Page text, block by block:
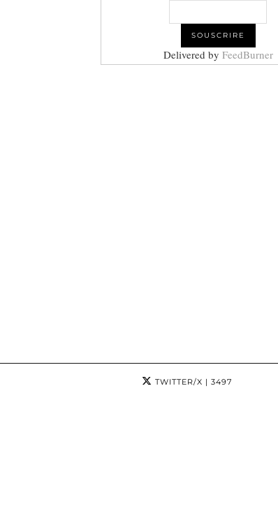
Delivered by FeedBurner
TWITTER/X | 3497